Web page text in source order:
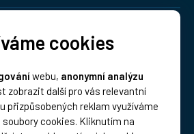
cookies
webu, anonymní analýzu
zobrazit další pro vás relevantní
přizpůsobených reklam využíváme
cookies. Kliknutím na